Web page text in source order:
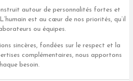
autour de personnalités fortes et
est au cœur de nos priorités, qu’il
ou équipes.
sincères, fondées sur le respect et la
complémentaires, nous apportons
besoin.